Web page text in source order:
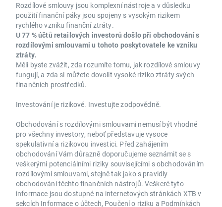
Rozdílové smlouvy jsou komplexní nástroje a v důsledku
použití finanční páky jsou spojeny s vysokým rizikem
rychlého vzniku finanční ztráty.
U 77 % účtů retailových investorů došlo při obchodování s
rozdílovými smlouvami u tohoto poskytovatele ke vzniku
ztráty.
Měli byste zvážit, zda rozumíte tomu, jak rozdílové smlouvy
fungují, a zda si můžete dovolit vysoké riziko ztráty svých
finančních prostředků.
Investování je rizikové. Investujte zodpovědně.
Obchodování s rozdílovými smlouvami nemusí být vhodné
pro všechny investory, neboť představuje vysoce
spekulativní a rizikovou investici. Před zahájením
obchodování Vám důrazně doporučujeme seznámit se s
veškerými potenciálními riziky souvisejícími s obchodováním
rozdílovými smlouvami, stejně tak jako s pravidly
obchodování těchto finančních nástrojů. Veškeré tyto
informace jsou dostupné na internetových stránkách XTB v
sekcích Informace o účtech, Poučení o riziku a Podmínkách